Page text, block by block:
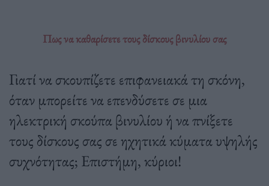
Πως να καθαρίσετε τους δίσκους βινυλίου σας
Γιατί να σκουπίζετε επιφανειακά τη σκόνη,
όταν μπορείτε να επενδύσετε σε μια
ηλεκτρική σκούπα βινυλίου ή να πνίξετε
τους δίσκους σας σε ηχητικά κύματα υψηλής
συχνότητας; Επιστήμη, κύριοι!